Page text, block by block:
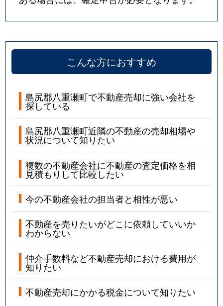
こんな方におすすめ
島尻郡八重瀬町で不動産売却に強い会社を
探している
島尻郡八重瀬町近隣の不動産の売却相場や
状況について知りたい
複数の不動産会社に不動産の査定価格を相
見積もりして比較したい
今の不動産会社の担当者と相性が悪い
不動産を売りたいがどこに依頼していいか
わからない
仲介手数料など不動産売却における費用が
知りたい
不動産売却にかかる税金について知りたい